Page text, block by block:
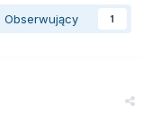
Obserwujący 1